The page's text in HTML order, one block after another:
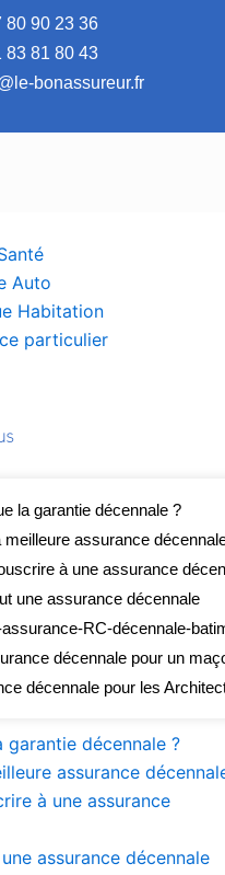
80 90 23 36
83 81 80 43
bonassureur.fr
Auto
Habitation
particulier
la garantie décennale ?
meilleure assurance
à une assurance
une assurance décennale
RC-décennale-
décennale pour un
décennale pour les
garantie décennale ?
assurance
à une assurance
assurance décennale